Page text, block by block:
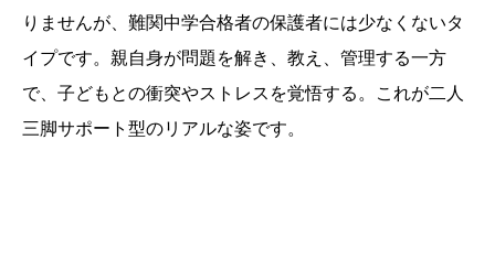
りませんが、難関中学合格者の保護者には少なくないタ
イプです。親自身が問題を解き、教え、管理する一方
で、子どもとの衝突やストレスを覚悟する。これが二人
三脚サポート型のリアルな姿です。